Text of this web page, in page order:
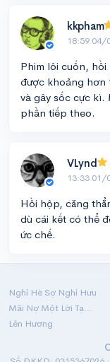
kkpham
18:59 04/
Phim lôi cuốn,
được khoảng hơn
và gây sốc cực kì.
phần tiếp theo.
VLynd
13:33 01/
Hồi hộp, căng
dù cái kết có thể
ức chế.
Nghỉ Hè Sợ Nghỉ Hưu
Mãi Nợ Một Lời Tạm Biệt
Lên Hương